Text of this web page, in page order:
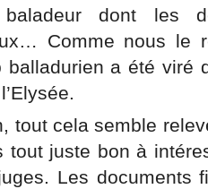
baladeur dont les
Comme nous le
balladurien a été viré
tout cela semble
tout juste bon à
Les documents